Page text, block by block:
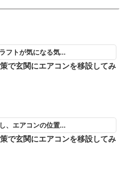
フトが気になる気...
で玄関にエアコンを移設してみ
、エアコンの位置...
で玄関にエアコンを移設してみ